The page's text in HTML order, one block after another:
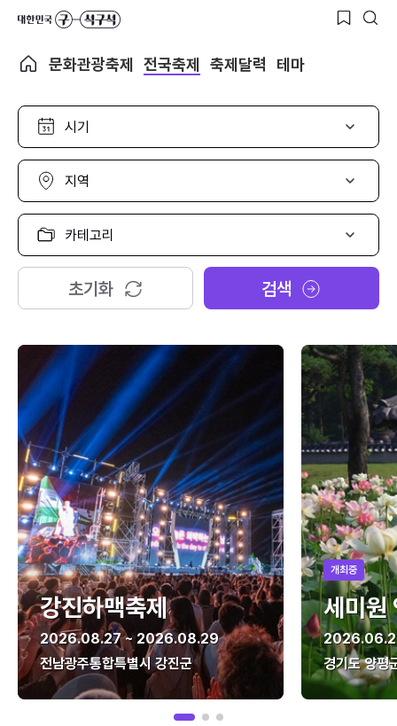
문화관광축제 전국축제 축제달력 테마
시
선
택
지
선
택
카
고
리
택
초기화 검색
강진하맥축제
2026.08.27 ~ 2026.08.29
전남광주통합특별시 강진군
개최중
세미원
경기도 양평